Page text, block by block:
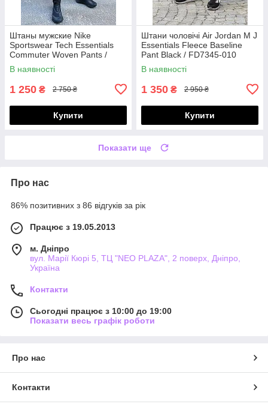
Штаны мужские Nike
Sportswear Tech Essentials
Commuter Woven Pants /
DH4225-010
В наявності
1 250 ₴ 2 750 ₴
Купити
Штани чоловічі Air Jordan M J
Essentials Fleece Baseline
Pant Black / FD7345-010
В наявності
1 350 ₴ 2 950 ₴
Купити
Показати ще
Про нас
86% позитивних з 86 відгуків за рік
Працює з 19.05.2013
м. Дніпро
вул. Марії Кюрі 5, ТЦ "NEO PLAZA", 2 поверх, Дніпро,
Україна
Контакти
Сьогодні працює з 10:00 до 19:00
Показати весь графік роботи
Про нас
Контакти